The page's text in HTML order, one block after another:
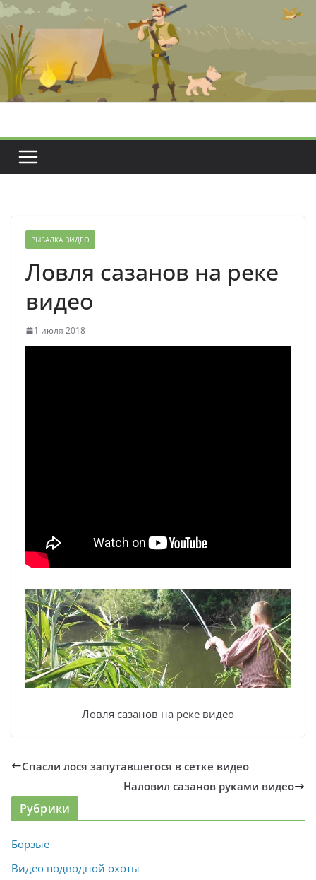
Перейти
содержимому
РЫБАЛКА ВИДЕО
Ловля сазанов на реке
видео
1 июля 2018
Ловля сазанов на реке видео
Спасли лося запутавшегося в сетке видео
Наловил сазанов руками видео
Рубрики
Борзые
Видео подводной охоты